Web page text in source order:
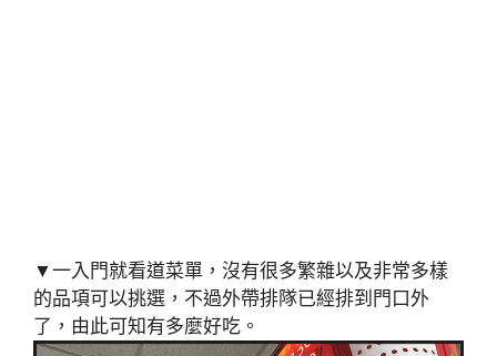
▼一入門就看道菜單，沒有很多繁雜以及非常多樣
的品項可以挑選，不過外帶排隊已經排到門口外
了，由此可知有多麼好吃。